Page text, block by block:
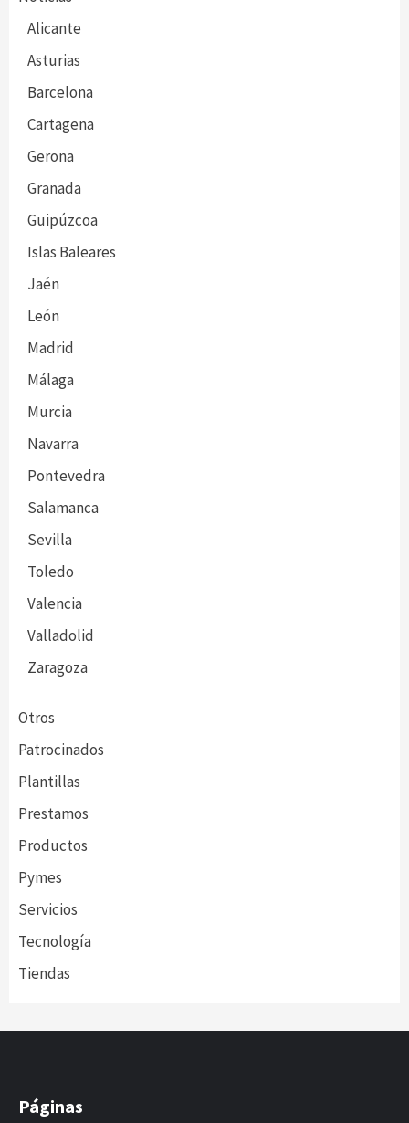
Alicante
Asturias
Barcelona
Cartagena
Gerona
Granada
Guipúzcoa
Islas Baleares
Jaén
León
Madrid
Málaga
Murcia
Navarra
Pontevedra
Salamanca
Sevilla
Toledo
Valencia
Valladolid
Zaragoza
Otros
Patrocinados
Plantillas
Prestamos
Productos
Pymes
Servicios
Tecnología
Tiendas
Páginas